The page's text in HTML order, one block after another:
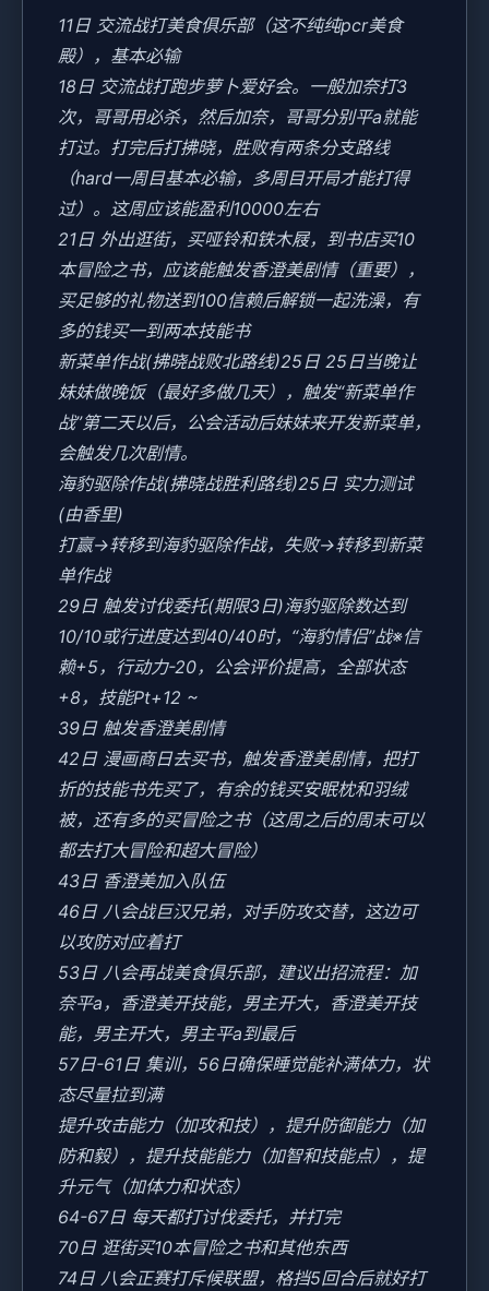
11日 交流战打美食俱乐部（这不纯纯pcr美食
殿），基本必输
18日 交流战打跑步萝卜爱好会。一般加奈打3
次，哥哥用必杀，然后加奈，哥哥分别平a就能
打过。打完后打拂晓，胜败有两条分支路线
（hard一周目基本必输，多周目开局才能打得
过）。这周应该能盈利10000左右
21日 外出逛街，买哑铃和铁木屐，到书店买10
本冒险之书，应该能触发香澄美剧情（重要），
买足够的礼物送到100信赖后解锁一起洗澡，有
多的钱买一到两本技能书
新菜单作战(拂晓战败北路线)25日 25日当晚让
妹妹做晚饭（最好多做几天），触发“新菜单作
战”第二天以后，公会活动后妹妹来开发新菜单，
会触发几次剧情。
海豹驱除作战(拂晓战胜利路线)25日 实力测试
(由香里)
打赢→转移到海豹驱除作战，失败→转移到新菜
单作战
29日 触发讨伐委托(期限3日)海豹驱除数达到
10/10或行进度达到40/40时，“海豹情侣”战※信
赖+5，行动力-20，公会评价提高，全部状态
+8，技能Pt+12 ~
39日 触发香澄美剧情
42日 漫画商日去买书，触发香澄美剧情，把打
折的技能书先买了，有余的钱买安眠枕和羽绒
被，还有多的买冒险之书（这周之后的周末可以
都去打大冒险和超大冒险）
43日 香澄美加入队伍
46日 八会战巨汉兄弟，对手防攻交替，这边可
以攻防对应着打
53日 八会再战美食俱乐部，建议出招流程：加
奈平a，香澄美开技能，男主开大，香澄美开技
能，男主开大，男主平a到最后
57日-61日 集训，56日确保睡觉能补满体力，状
态尽量拉到满
提升攻击能力（加攻和技），提升防御能力（加
防和毅），提升技能能力（加智和技能点），提
升元气（加体力和状态）
64-67日 每天都打讨伐委托，并打完
70日 逛街买10本冒险之书和其他东西
74日 八会正赛打斥候联盟，格挡5回合后就好打